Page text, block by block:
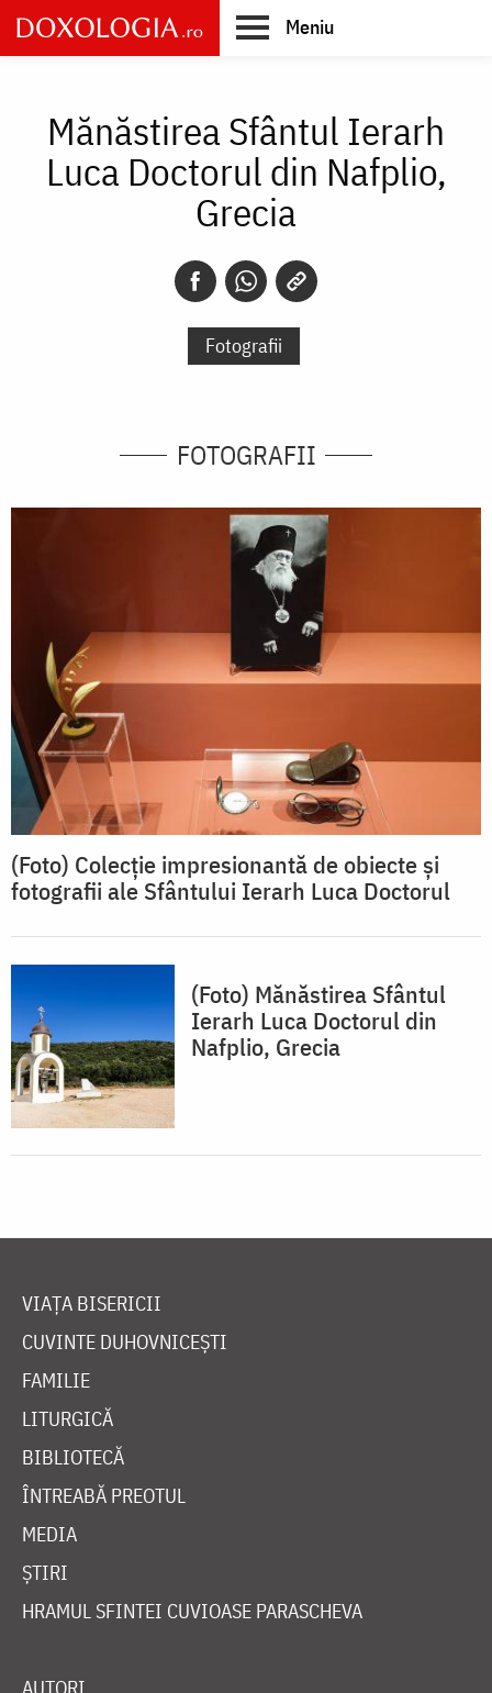
Skip
to
main
Meniu
Mănăstirea Sfântul Ierarh
Luca Doctorul din Nafplio,
Grecia
Fotografii
FOTOGRAFII
(Foto) Colecție impresionantă de obiecte și
fotografii ale Sfântului Ierarh Luca Doctorul
(Foto) Mănăstirea Sfântul
Ierarh Luca Doctorul din
Nafplio, Grecia
VIAȚA BISERICII
CUVINTE DUHOVNICEȘTI
FAMILIE
LITURGICĂ
BIBLIOTECĂ
ÎNTREABĂ PREOTUL
MEDIA
ȘTIRI
HRAMUL SFINTEI CUVIOASE PARASCHEVA